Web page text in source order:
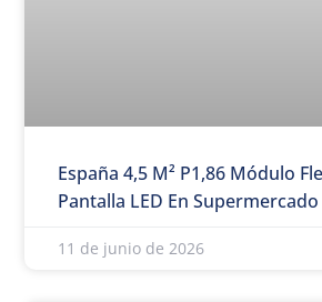
España 4,5 M² P1,86 Módulo
Pantalla LED En Supermercado
11 de junio de 2026